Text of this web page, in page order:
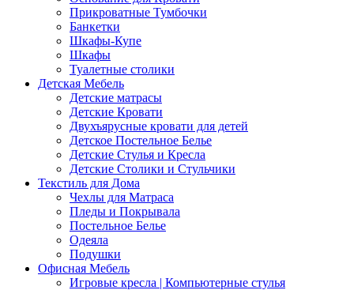
Прикроватные Тумбочки
Банкетки
Шкафы-Купе
Шкафы
Туалетные столики
Детская Мебель
Детские матрасы
Детские Кровати
Двухъярусные кровати для детей
Детское Постельное Белье
Детские Стулья и Кресла
Детские Столики и Стульчики
Текстиль для Дома
Чехлы для Матраса
Пледы и Покрывала
Постельное Белье
Одеяла
Подушки
Офисная Мебель
Игровые кресла | Компьютерные стулья